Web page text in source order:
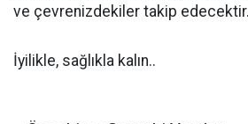
ve çevrenizdekiler takip
İyilikle, sağlıkla kalın..